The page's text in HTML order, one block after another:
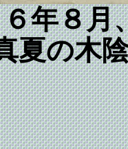
年８月
夏の木